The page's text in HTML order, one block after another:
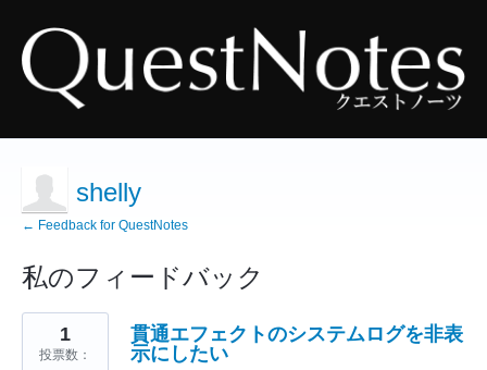
shelly
← Feedback for QuestNotes
私のフィードバック
32
貫通エフェクトのシステムログを非表
示にしたい
1
投票数：